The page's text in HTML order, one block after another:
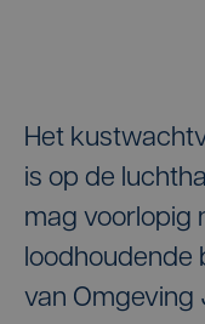
Het
is op de
mag voorlopig
loodhoudende
van Omgeving